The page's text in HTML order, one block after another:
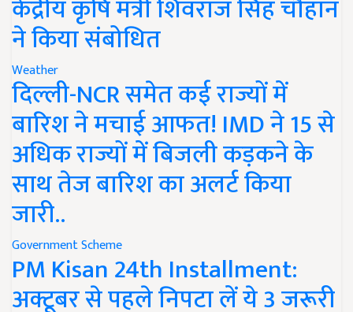
केंद्रीय कृषि मंत्री शिवराज सिंह चौहान
ने किया संबोधित
Weather
दिल्ली-NCR समेत कई राज्यों में
बारिश ने मचाई आफत! IMD ने 15 से
अधिक राज्यों में बिजली कड़कने के
साथ तेज बारिश का अलर्ट किया
जारी..
Government Scheme
PM Kisan 24th Installment:
अक्टूबर से पहले निपटा लें ये 3 जरूरी